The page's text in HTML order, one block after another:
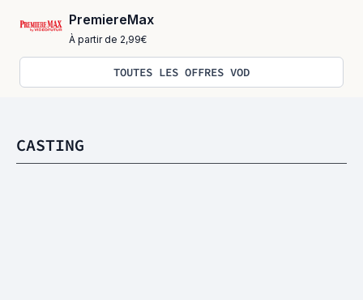
PremiereMax
À partir de 2,99€
TOUTES LES OFFRES VOD
CASTING